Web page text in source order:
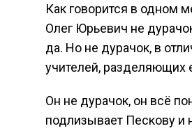
Как говорится в одном
Олег Юрьевич не
да. Но не дурачок, в
учителей, разделяющих
Он не дурачок, он всё
подлизывает Пескову и